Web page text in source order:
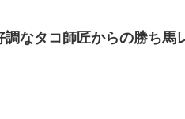
調なタコ師匠からの勝ち馬